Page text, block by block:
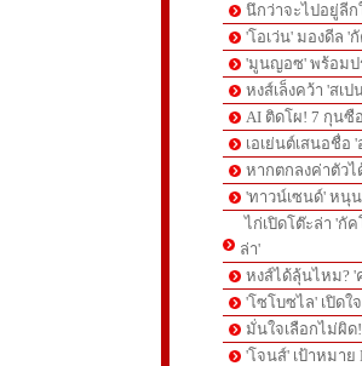
นึกว่าจะไปอยู่ลีก
'โอเว่น' มองดีล
'มูนญอซ' พร้อมป
หงส์เล็งคว้า 'สเ
AI ติดโผ! 7 กุนซื
เอเย่นต์เสนอชื่อ
หากตกลงค่าตัวไ
'ทาวน์เซนด์' หนุ
ไก่เปิดโต๊ะล่า 'กั
ล่า'
หงส์ได้ลุ้นไหม? '
'โซโบซไล' เปิดใ
มั่นใจเลือกไม่ผิด
'โจนส์' เป้าหมาย